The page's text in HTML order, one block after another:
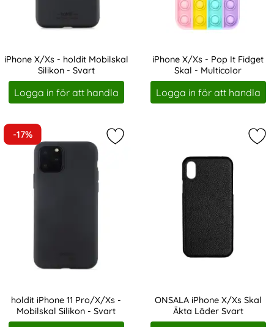
iPhone X/Xs - holdit Mobilskal
Silikon - Svart
Art. nr 19146
Logga in för att handla
iPhone X/Xs - Pop It Fidget
Skal - Multicolor
Art. nr 19353
Logga in för att handla
-17%
holdit iPhone 11 Pro/X/Xs -
Mobilskal Silikon - Svart
Art. nr 20585
Markera holdit iPhone 11 Pro/X/
ONSALA iPhone X/Xs Skal
Äkta Läder Svart
Art. nr 207438